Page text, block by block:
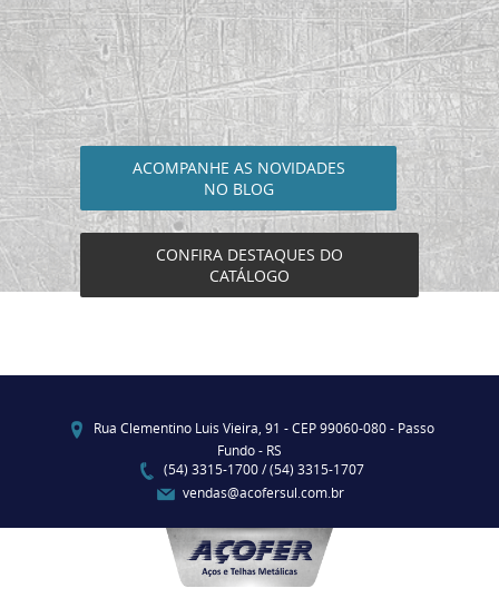
ACOMPANHE AS NOVIDADES
NO BLOG
CONFIRA DESTAQUES DO
CATÁLOGO
Rua Clementino Luis Vieira, 91 - CEP 99060-080 - Passo
Fundo - RS
(54) 3315-1700 / (54) 3315-1707
vendas@acofersul.com.br